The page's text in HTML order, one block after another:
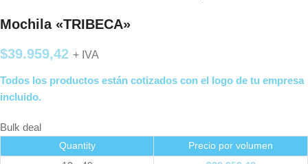
Mochila «TRIBECA»
$39.959,42 + IVA
Todos los productos están cotizados con el logo de tu empresa
incluido.
Bulk deal
Quantity
Precio por volumen